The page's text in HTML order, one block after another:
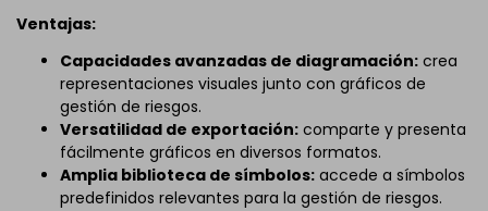
Ventajas:
Capacidades avanzadas de diagramación: crea
representaciones visuales junto con gráficos de
gestión de riesgos.
Versatilidad de exportación: comparte y presenta
fácilmente gráficos en diversos formatos.
Amplia biblioteca de símbolos: accede a símbolos
predefinidos relevantes para la gestión de riesgos.